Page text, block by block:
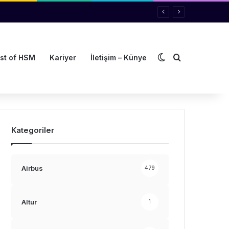
of HSM Kariyer İletişim – Künye Dış görünümü
Arama yap
Kategoriler
Airbus 479
Altur 1